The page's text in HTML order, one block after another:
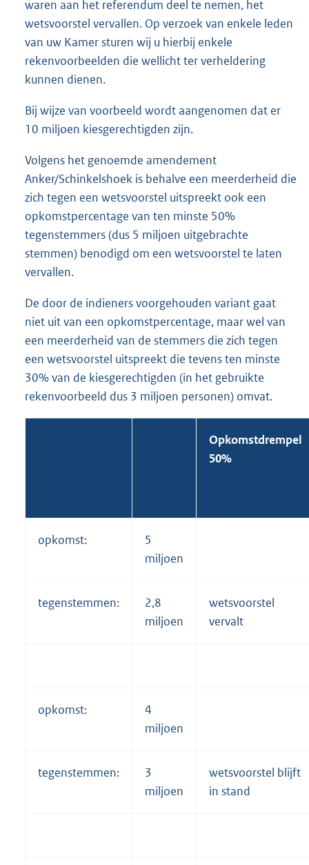
waren aan het referendum deel te nemen, het
wetsvoorstel vervallen. Op verzoek van enkele leden
van uw Kamer sturen wij u hierbij enkele
rekenvoorbeelden die wellicht ter verheldering
kunnen dienen.
Bij wijze van voorbeeld wordt aangenomen dat er
10 miljoen kiesgerechtigden zijn.
Volgens het genoemde amendement
Anker/Schinkelshoek is behalve een meerderheid die
zich tegen een wetsvoorstel uitspreekt ook een
opkomstpercentage van ten minste 50%
tegenstemmers (dus 5 miljoen uitgebrachte
stemmen) benodigd om een wetsvoorstel te laten
vervallen.
De door de indieners voorgehouden variant gaat
niet uit van een opkomstpercentage, maar wel van
een meerderheid van de stemmers die zich tegen
een wetsvoorstel uitspreekt die tevens ten minste
30% van de kiesgerechtigden (in het gebruikte
rekenvoorbeeld dus 3 miljoen personen) omvat.
Opkomstdrempel
50%
opkomst:
5
miljoen
tegenstemmen:
2,8
miljoen
wetsvoorstel
vervalt
opkomst:
4
miljoen
tegenstemmen:
3
miljoen
wetsvoorstel blijft
in stand